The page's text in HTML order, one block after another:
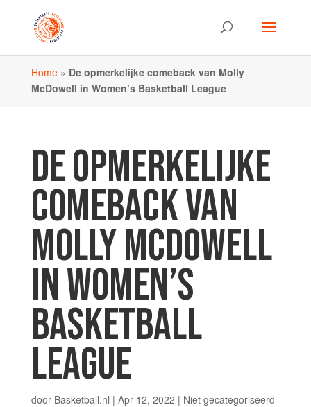
Home» De opmerkelijke comeback van Molly
McDowell in Women’s Basketball League
DE OPMERKELIJKE
COMEBACK VAN
MOLLY MCDOWELL
IN WOMEN’S
BASKETBALL
LEAGUE
door Basketball.nl | Apr 12, 2022 | Niet gecategoriseerd